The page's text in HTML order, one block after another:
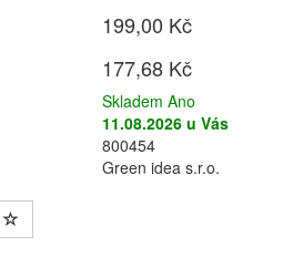
199,00 Kč
177,68 Kč
Skladem Ano
11.08.2026 u Vás
800454
Green idea s.r.o.